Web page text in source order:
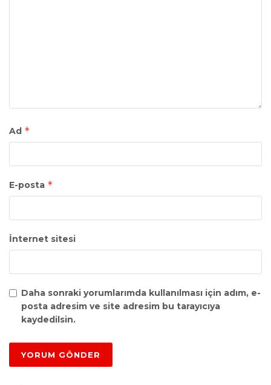
Ad *
E-posta *
İnternet sitesi
Daha sonraki yorumlarımda kullanılması için adım, e-
posta adresim ve site adresim bu tarayıcıya
kaydedilsin.